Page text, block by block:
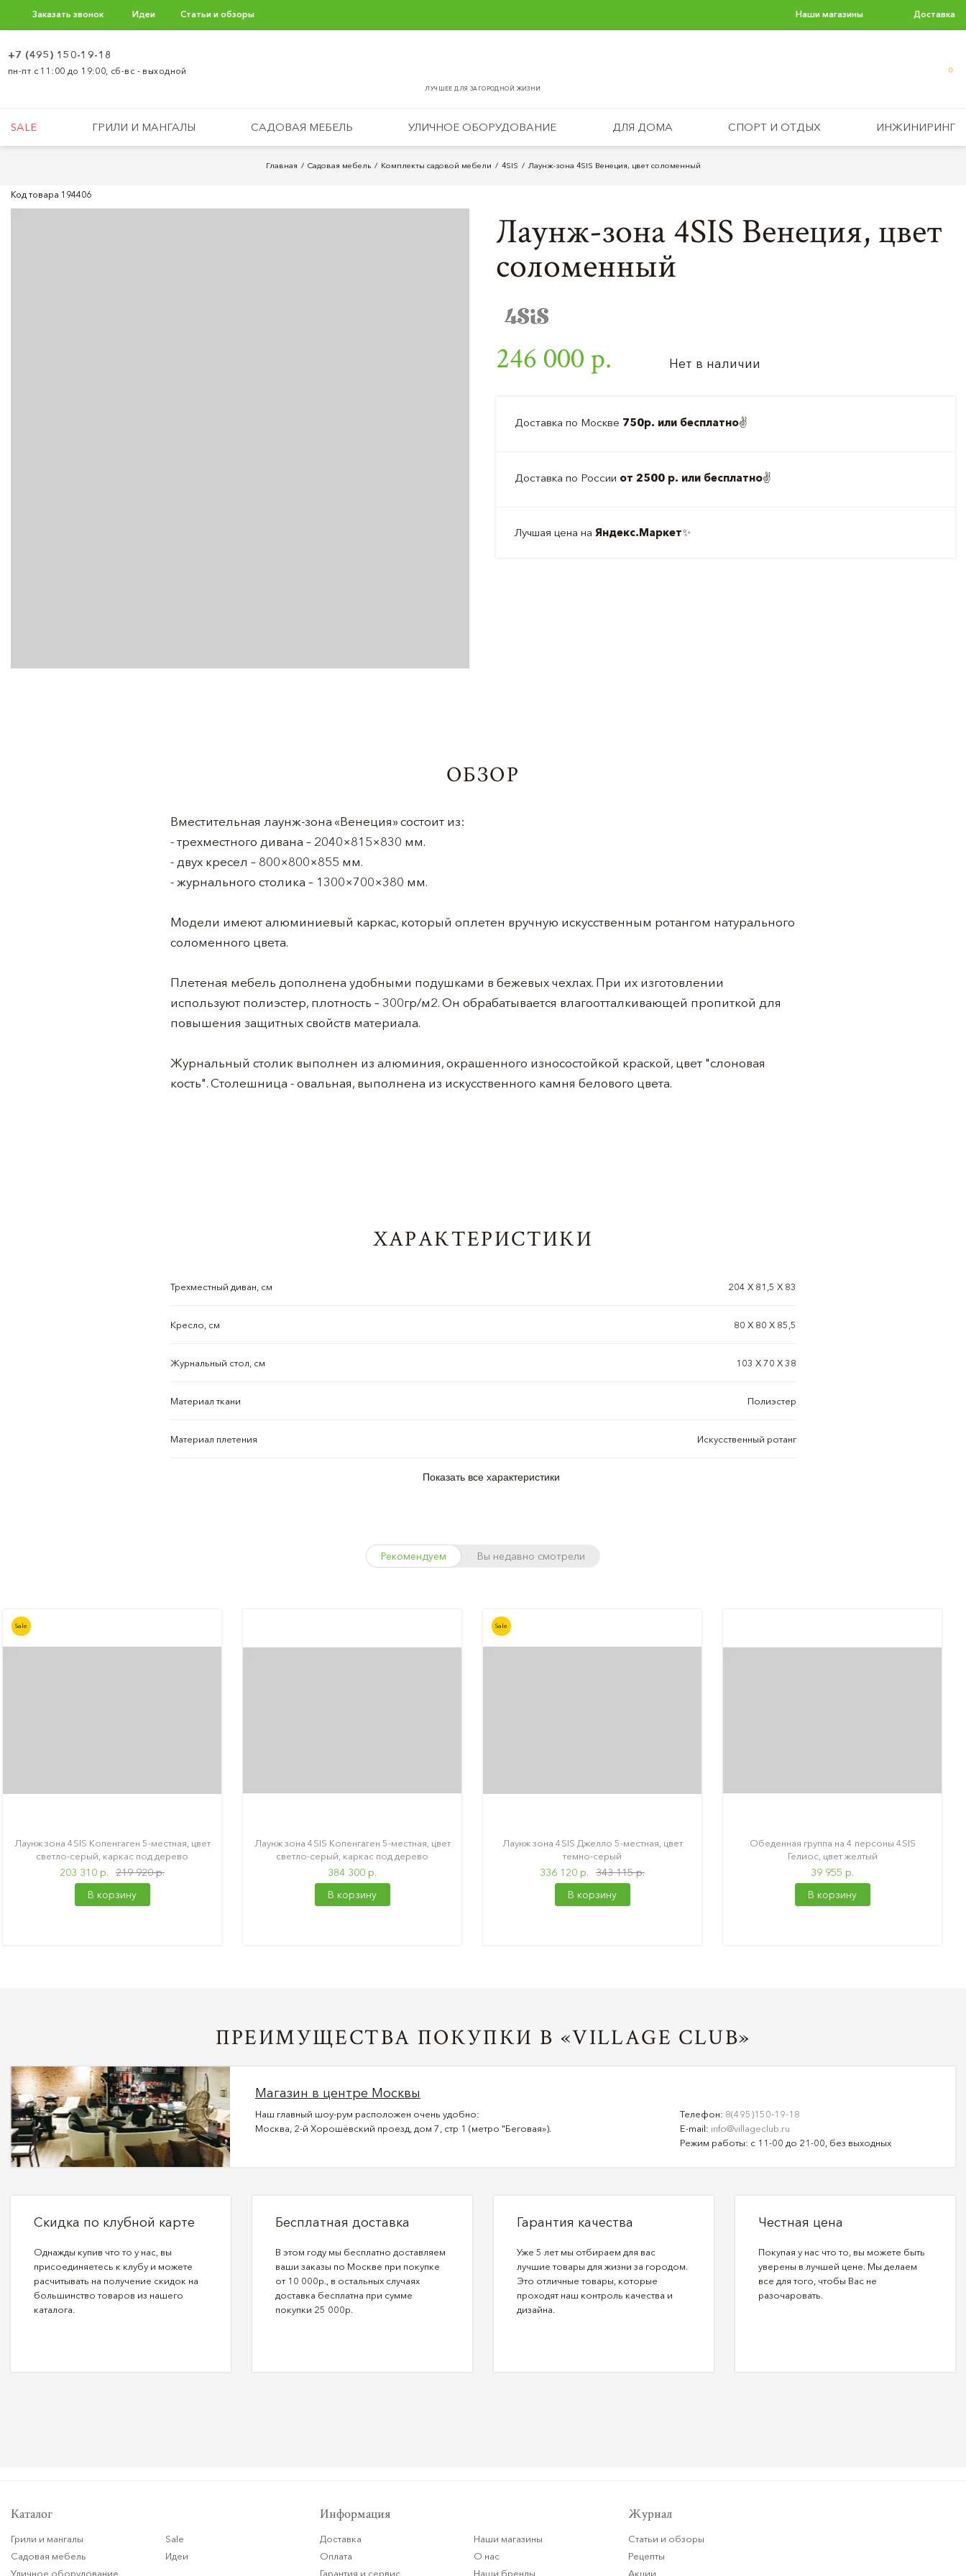
Заказать звонок Идеи Статьи и обзоры Наши магазины Доставка
ЛУЧШЕЕ ДЛЯ ЗАГОРОДНОЙ ЖИЗНИ
+7 (495) 150-19-18
пн-пт с 11:00 до 19:00, сб-вс - выходной 0
SALE ГРИЛИ И МАНГАЛЫ САДОВАЯ МЕБЕЛЬ УЛИЧНОЕ ОБОРУДОВАНИЕ ДЛЯ ДОМА СПОРТ И ОТДЫХ ИНЖИНИРИНГ
Главная Садовая мебель Комплекты садовой мебели 4SIS Лаунж-зона 4SIS Венеция, цвет соломенный
Код товара 194406
Лаунж-зона 4SIS Венеция, цвет
соломенный
246 000 р. Нет в наличии
Доставка по Москве 750р. или бесплатно✌️
Доставка по России от 2500 р. или бесплатно✌️
Лучшая цена на Яндекс.Маркет✨
ОБЗОР
Вместительная лаунж-зона «Венеция» состоит из:
- трехместного дивана – 2040×815×830 мм.
- двух кресел – 800×800×855 мм.
- журнального столика – 1300×700×380 мм.
Модели имеют алюминиевый каркас, который оплетен вручную искусственным ротангом натурального
соломенного цвета.
Плетеная мебель дополнена удобными подушками в бежевых чехлах. При их изготовлении
используют полиэстер, плотность – 300гр/м2. Он обрабатывается влагоотталкивающей пропиткой для
повышения защитных свойств материала.
Журнальный столик выполнен из алюминия, окрашенного износостойкой краской, цвет "слоновая
кость". Столешница - овальная, выполнена из искусственного камня белового цвета.
ХАРАКТЕРИСТИКИ
Трехместный диван, см 204 X 81,5 X 83
Кресло, см 80 X 80 X 85,5
Журнальный стол, см 103 X 70 X 38
Материал ткани Полиэстер
Материал плетения Искусственный ротанг
Показать все характеристики
Рекомендуем Вы недавно смотрели
Sale
Лаунж зона 4SIS Копенгаген 5-местная, цвет
светло-серый, каркас под дерево
203 310 р.
219 920 р.
В корзину
Лаунж зона 4SIS Копенгаген 5-местная, цвет
светло-серый, каркас под дерево
384 300 р.
В корзину
Sale
Лаунж зона 4SIS Джелло 5-местная, цвет
темно-серый
336 120 р.
343 115 р.
В корзину
Обеденная группа на 4 персоны 4SIS
Гелиос, цвет желтый
39 955 р.
В корзину
ПРЕИМУЩЕСТВА ПОКУПКИ В «VILLAGE CLUB»
Магазин в центре Москвы
Наш главный шоу-рум расположен очень удобно:
Москва, 2-й Хорошёвский проезд, дом 7, стр 1 (метро "Беговая»).
Телефон: 8(495)150-19-18
E-mail: info@villageclub.ru
Режим работы: с 11-00 до 21-00, без выходных
Скидка по клубной карте
Однажды купив что то у нас, вы
присоединяетесь к клубу и можете
расчитывать на получение скидок на
большинство товаров из нашего
каталога.
Бесплатная доставка
В этом году мы бесплатно доставляем
ваши заказы по Москве при покупке
от 10 000р., в остальных случаях
доставка бесплатна при сумме
покупки 25 000р.
Гарантия качества
Уже 5 лет мы отбираем для вас
лучшие товары для жизни за городом.
Это отличные товары, которые
проходят наш контроль качества и
дизайна.
Честная цена
Покупая у нас что то, вы можете быть
уверены в лучшей цене. Мы делаем
все для того, чтобы Вас не
разочаровать.
Каталог
Грили и мангалы
Садовая мебель
Уличное оборудование
Sale
Идеи
Информация
Доставка
Оплата
Гарантия и сервис
Наши магазины
О нас
Наши бренды
Журнал
Статьи и обзоры
Рецепты
Акции